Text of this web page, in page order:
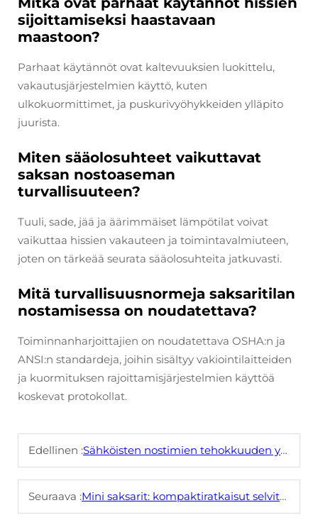
sijoittamiseksi haastavaan
maastoon?
Parhaat käytännöt ovat kaltevuuksien luokittelu,
vakautusjärjestelmien käyttö, kuten
ulkokuormittimet, ja puskurivyöhykkeiden ylläpito
juurista.
Miten sääolosuhteet vaikuttavat
saksan nostoaseman
turvallisuuteen?
Tuuli, sade, jää ja äärimmäiset lämpötilat voivat
vaikuttaa hissien vakauteen ja toimintavalmiuteen,
joten on tärkeää seurata sääolosuhteita jatkuvasti.
Mitä turvallisuusnormeja saksaritilan
nostamisessa on noudatettava?
Toiminnanharjoittajien on noudatettava OSHA:n ja
ANSI:n standardeja, joihin sisältyy vakiointilaitteiden
ja kuormituksen rajoittamisjärjestelmien käyttöä
koskevat protokollat.
Edellinen :Sähköisten nostimien tehokkuuden ymmärtäminen
Seuraava :Mini saksarit: kompaktiratkaisut selvitetty